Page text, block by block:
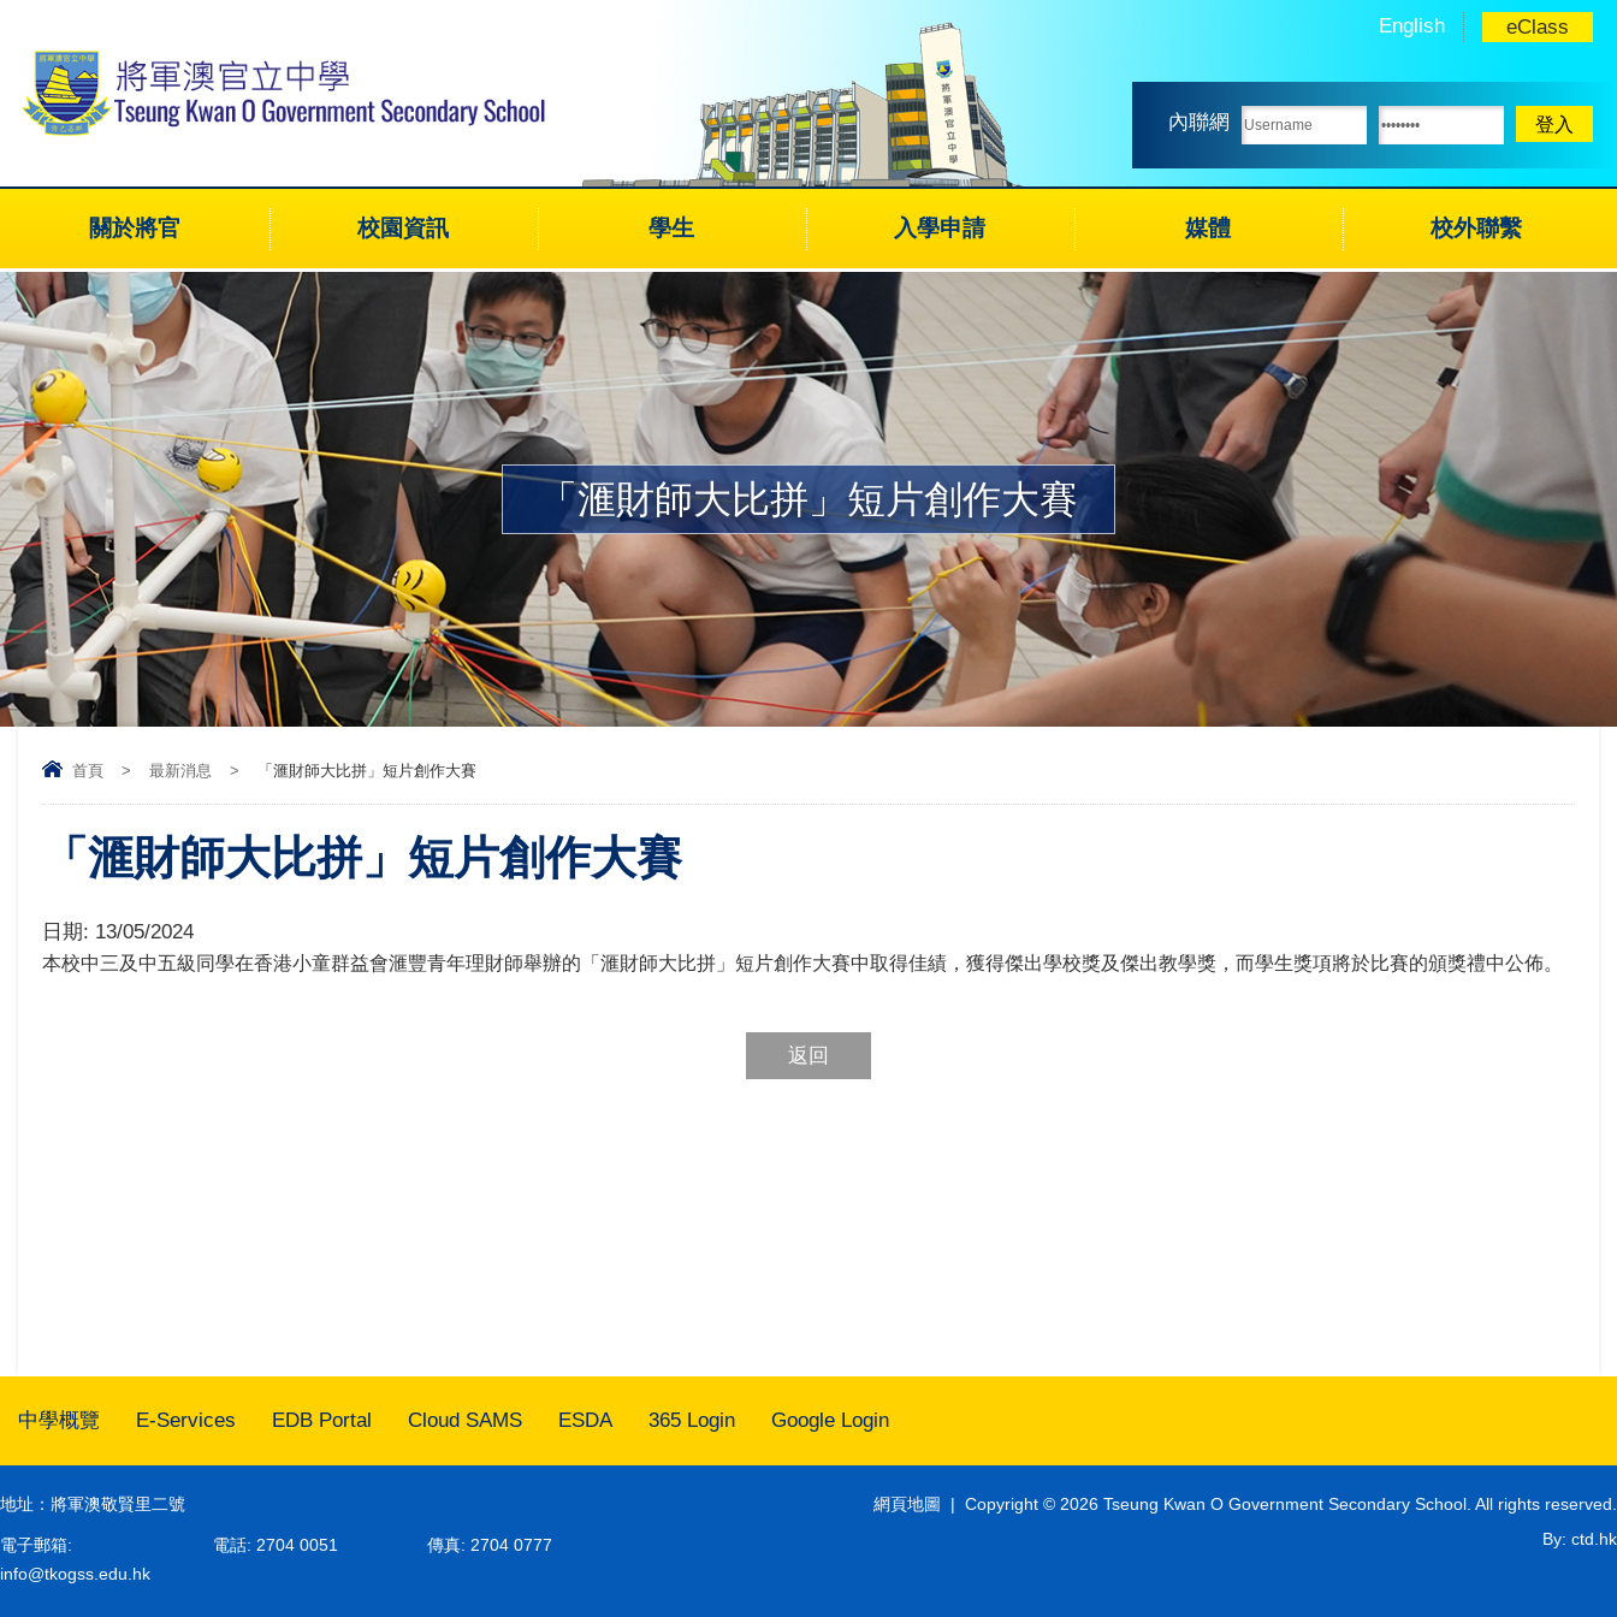
English eClass
內聯網
關於將官 校園資訊 學生 入學申請 媒體 校外聯繫
「滙財師大比拼」短片創作大賽
首頁 > 最新消息 > 「滙財師大比拼」短片創作大賽
「滙財師大比拼」短片創作大賽
日期: 13/05/2024
本校中三及中五級同學在香港小童群益會滙豐青年理財師舉辦的「滙財師大比拼」短片創作大賽中取得佳績，獲得傑出學校獎及傑出教學獎，而學生獎項將於比賽的頒獎禮中公佈。
返回
中學概覽 E-Services EDB Portal Cloud SAMS ESDA 365 Login Google Login
地址：將軍澳敬賢里二號
電子郵箱:
info@tkogss.edu.hk
電話: 2704 0051 傳真: 2704 0777
網頁地圖 | Copyright © 2026 Tseung Kwan O Government Secondary School. All rights reserved.
By: ctd.hk